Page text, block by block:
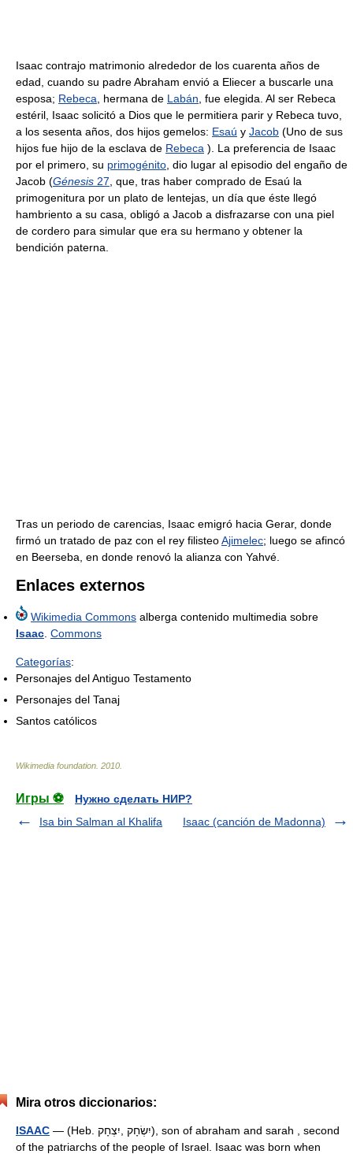
Isaac contrajo matrimonio alrededor de los cuarenta años de
edad, cuando su padre Abraham envió a Eliecer a buscarle una
esposa; Rebeca , hermana de Labán , fue elegida. Al ser Rebeca
estéril, Isaac solicitó a Dios que le permitiera parir y Rebeca tuvo,
a los sesenta años, dos hijos gemelos: Esaú y Jacob (Uno de sus
hijos fue hijo de la esclava de Rebeca ). La preferencia de Isaac
por el primero, su primogénito , dio lugar al episodio del engaño de
Jacob (Génesis 27 , que, tras haber comprado de Esaú la
primogenitura por un plato de lentejas, un día que éste llegó
hambriento a su casa, obligó a Jacob a disfrazarse con una piel
de cordero para simular que era su hermano y obtener la
bendición paterna.
Tras un periodo de carencias, Isaac emigró hacia Gerar, donde
firmó un tratado de paz con el rey filisteoAjimelec; luego se afincó
en Beerseba, en donde renovó la alianza con Yahvé.
Enlaces externos
Wikimedia Commons alberga contenido multimedia sobre
Isaac Commons
Categorías:
Personajes del Antiguo Testamento
Personajes del Tanaj
Santos católicos
Wikimedia foundation 2010
Игры ⚽
Нужно сделать НИР?
Isa bin Salman al Khalifa
Isaac (canción de Madonna)
Mira otros diccionarios:
ISAAC — (Heb. יִשְׂחָק ,יִצְחָק), son of abraham and sarah , second
of the patriarchs of the people of Israel. Isaac was born when